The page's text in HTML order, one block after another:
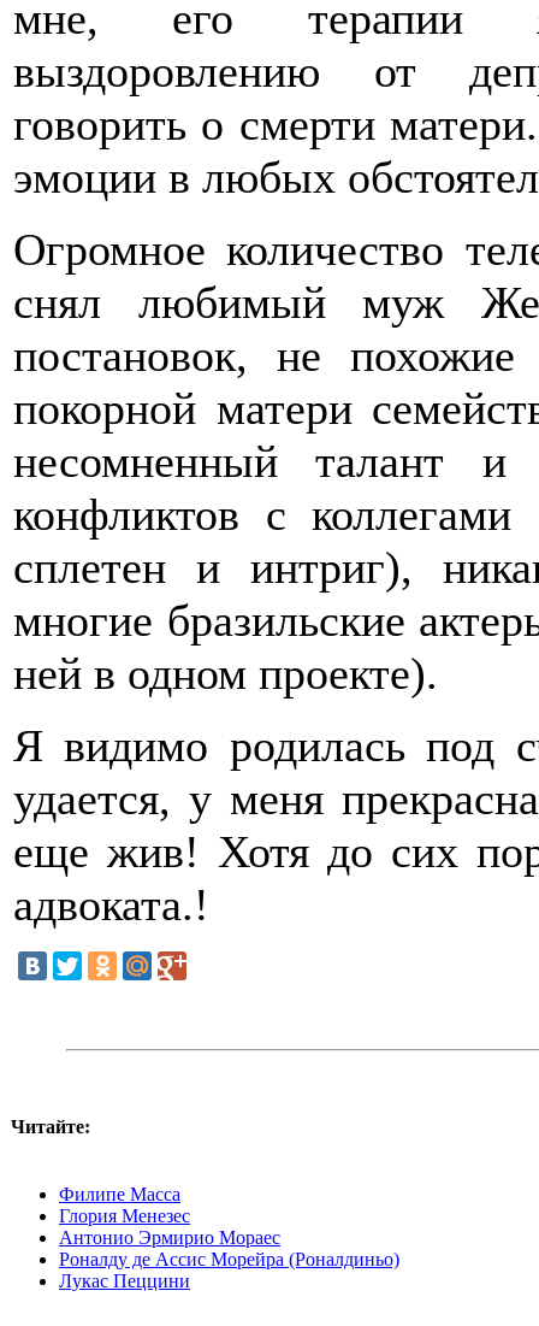
мне, его терапии я
выздоровлению от
говорить о смерти
эмоции в любых
Огромное количество
снял любимый муж
постановок, не
покорной матери
несомненный талант и
конфликтов с
сплетен и интриг),
многие бразильские
ней в одном проекте).
Я видимо родилась под
удается, у меня
еще жив! Хотя до сих
адвоката.!
Читайте:
Филипе Масса
Глория Менезес
Антонио Эрмирио Мораес
Роналду де Ассис Морейра (Роналдиньо)
Лукас Пеццини